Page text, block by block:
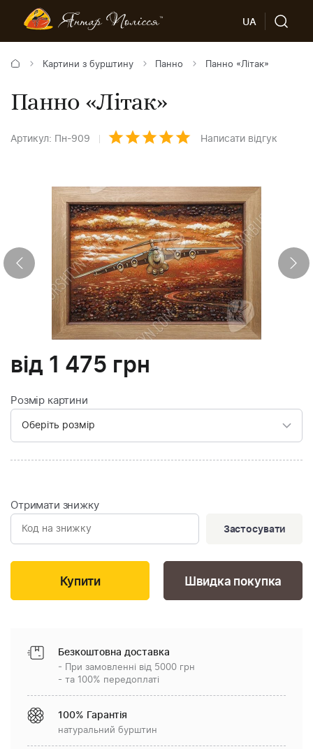
UA
Картини з бурштину Панно Панно «Літак»
Панно «Літак»
Артикул: Пн-909 Написати відгук
від 1 475 грн
Розмір картини
Отримати знижку
Застосувати
Швидка покупка
Безкоштовна доставка
- При замовленні від 5000 грн
- та 100% передоплаті
100% Гарантія
натуральний бурштин